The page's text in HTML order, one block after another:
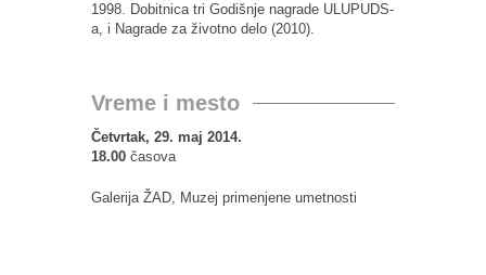
1998. Dobitnica tri Godišnje nagrade ULUPUDS-
a, i Nagrade za životno delo (2010).
Vreme i mesto
Četvrtak, 29. maj 2014.
18.00 časova
Galerija ŽAD, Muzej primenjene umetnosti